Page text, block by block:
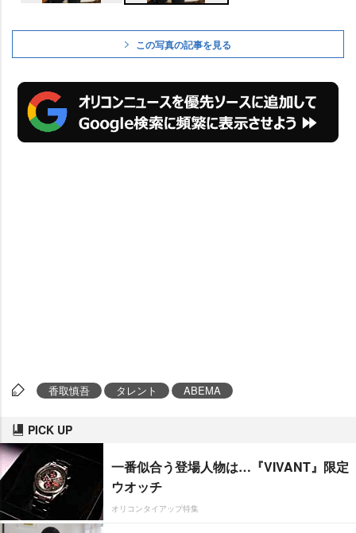
この写真の記事を見る
香取慎吾 タレント ABEMA
PICK UP
一番似合う登場人物は…『VIVANT』限定
ウオッチ
オリコンタイアップ特集